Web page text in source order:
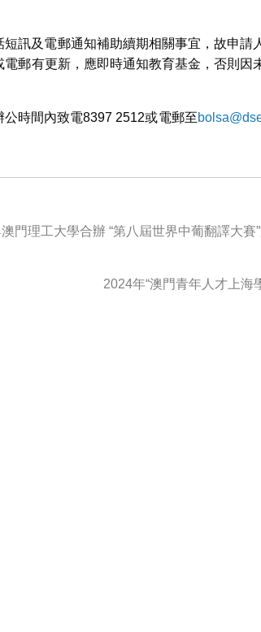
短訊及電郵通知補助續期相關事宜，故申請
郵有更新，應即時通知教育基金，否則因
公時間內致電8397 2512或電郵至
教育及青年發展局與澳門理工大學合辦 “第八屆世界
2024年“澳門青年人才上海